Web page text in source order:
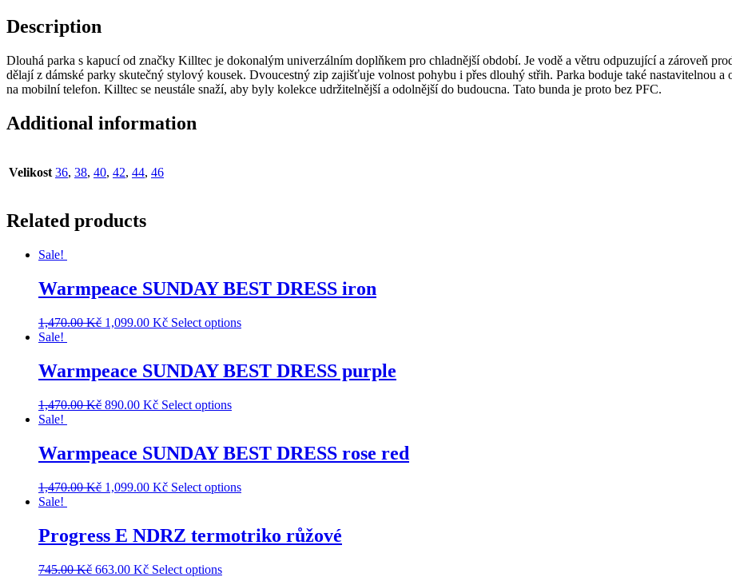
quantity
Description
Dlouhá parka s kapucí od značky Killtec je dokonalým univerzálním doplňkem pro chladnější období. Je vodě a větru odpuzující a zároveň
dělají z dámské parky skutečný stylový kousek. Dvoucestný zip zajišťuje volnost pohybu i přes dlouhý střih. Parka boduje také nastavitelnou
na mobilní telefon. Killtec se neustále snaží, aby byly kolekce udržitelnější a odolnější do budoucna. Tato bunda je proto bez PFC.
Additional information
Velikost 36, 38, 40, 42, 44, 46
Related products
Sale!
Warmpeace SUNDAY BEST DRESS iron
1,470.00Kč 1,099.00 Kč Select options
Sale!
Warmpeace SUNDAY BEST DRESS purple
1,470.00Kč 890.00 Kč Select options
Sale!
Warmpeace SUNDAY BEST DRESS rose red
1,470.00Kč 1,099.00 Kč Select options
Sale!
Progress E NDRZ termotriko růžové
745.00Kč 663.00 Kč Select options